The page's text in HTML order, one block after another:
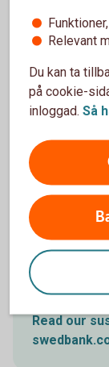
har olika
effektivisera
effekten på
effekterna för
större.
effekter.
(För att byta
länkade sidan)
Read our
Relevant
Du kan ta
på cookie-
inloggad. Så